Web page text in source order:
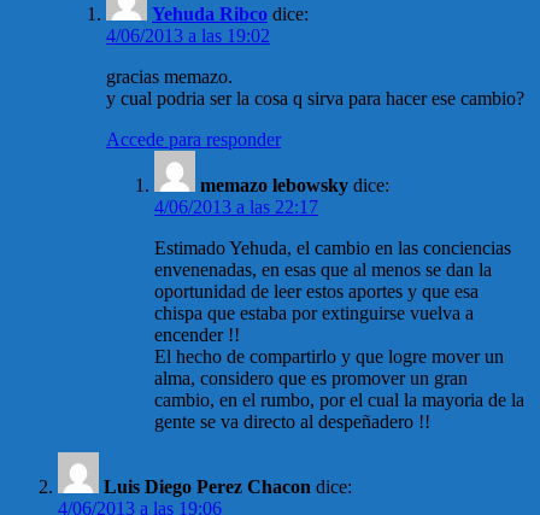
Yehuda Ribco dice:
4/06/2013 a las 19:02
gracias memazo.
y cual podria ser la cosa q sirva para hacer ese cambio?
Accede para responder
memazo lebowsky dice:
4/06/2013 a las 22:17
Estimado Yehuda, el cambio en las conciencias
envenenadas, en esas que al menos se dan la
oportunidad de leer estos aportes y que esa
chispa que estaba por extinguirse vuelva a
encender !!
El hecho de compartirlo y que logre mover un
alma, considero que es promover un gran
cambio, en el rumbo, por el cual la mayoria de la
gente se va directo al despeñadero !!
Luis Diego Perez Chacon dice:
4/06/2013 a las 19:06